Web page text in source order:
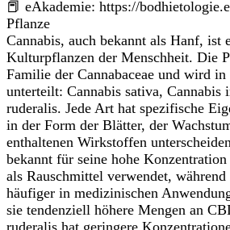
📕 eAkademie: https://
Pflanze
Cannabis, auch bekannt als Hanf, ist
Kulturpflanzen der Menschheit. Die
Familie der Cannabaceae und wird
unterteilt: Cannabis sativa, Cannabis
ruderalis. Jede Art hat spezifische
in der Form der Blätter, der
enthaltenen Wirkstoffen
bekannt für seine hohe
als Rauschmittel verwendet,
häufiger in medizinischen
sie tendenziell höhere Mengen an
ruderalis hat geringere